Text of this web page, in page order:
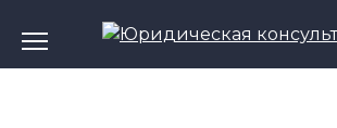
содержанию